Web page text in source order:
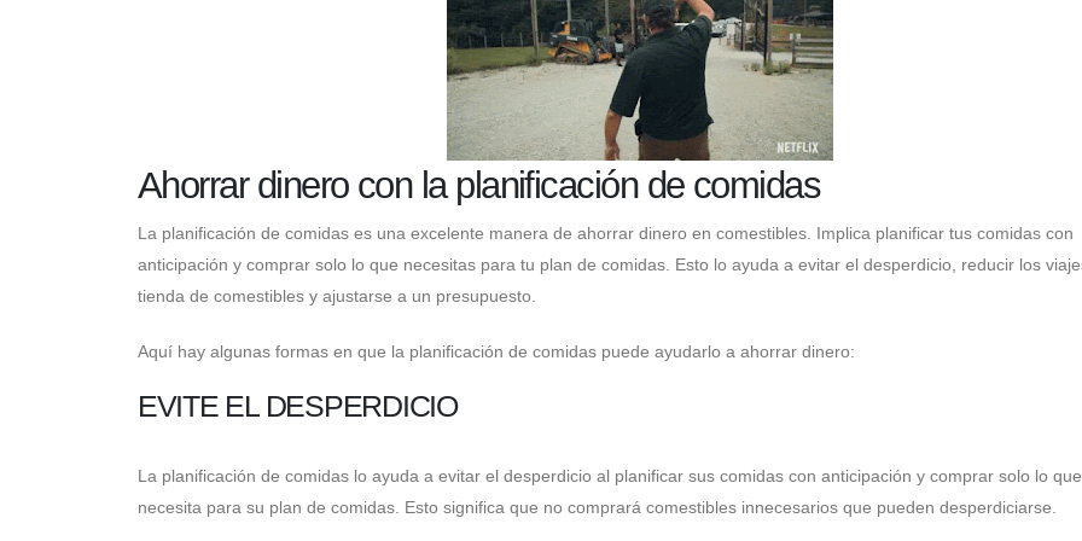
Ahorrar dinero con la planificación de comidas
La planificación de comidas es una excelente manera de ahorrar dinero en comestibles. Implica planificar tus comidas con
anticipación y comprar solo lo que necesitas para tu plan de comidas. Esto lo ayuda a evitar el desperdicio, reducir los
tienda de comestibles y ajustarse a un presupuesto.
Aquí hay algunas formas en que la planificación de comidas puede ayudarlo a ahorrar dinero:
EVITE EL DESPERDICIO
La planificación de comidas lo ayuda a evitar el desperdicio al planificar sus comidas con anticipación y comprar solo lo que
necesita para su plan de comidas. Esto significa que no comprará comestibles innecesarios que pueden desperdiciarse.